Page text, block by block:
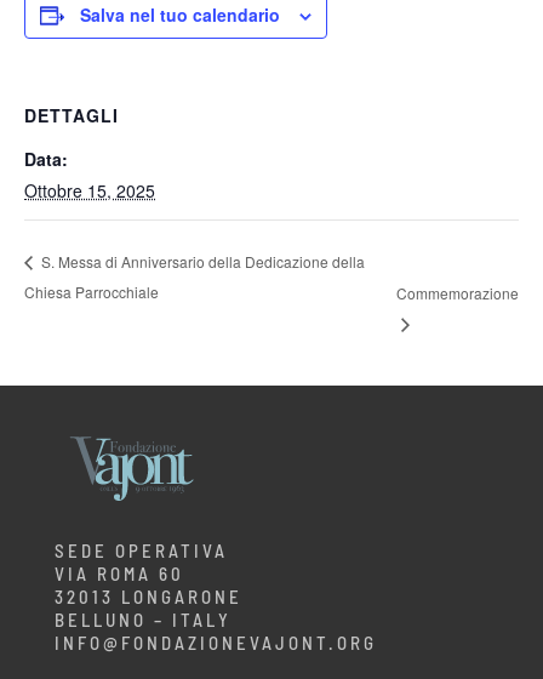
Salva nel tuo calendario
DETTAGLI
Data:
Ottobre 15, 2025
S. Messa di Anniversario della Dedicazione della
Chiesa Parrocchiale
Commemorazione
SEDE OPERATIVA
VIA ROMA 60
32013 LONGARONE
BELLUNO – ITALY
INFO@FONDAZIONEVAJONT.ORG